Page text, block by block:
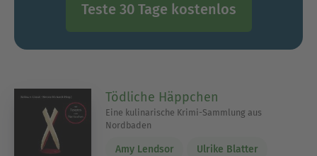
Teste 30 Tage kostenlos
Tödliche Häppchen
Eine kulinarische Krimi-Sammlung aus
Nordbaden
Amy Lendsor Ulrike Blatter